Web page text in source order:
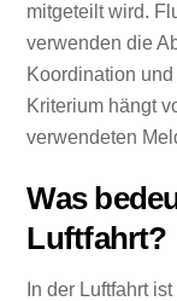
mitgeteilt wird.
verwenden die
Koordination
Kriterium hängt
verwendeten
Was
Luftfahrt?
In der Luftfahrt ist